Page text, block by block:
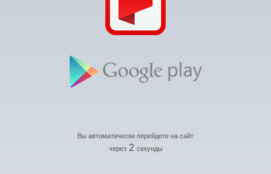
Вы автоматически перейдете на сайт
через 2 секунды